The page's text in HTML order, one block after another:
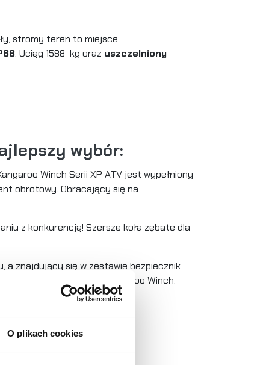
O plikach cookies
stromy teren to miejsce
. Uciąg 1588 kg oraz uszczelniony
wybór:
Winch Serii XP ATV jest wypełniony
obrotowy. Obracający się na
z konkurencją! Szersze koła zębate dla
a znajdujący się w zestawie bezpiecznik
ścisłych wytycznych Kangaroo Winch.